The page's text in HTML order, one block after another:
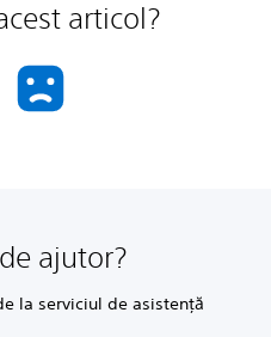
articol?
ajutor?
la serviciul de asistență